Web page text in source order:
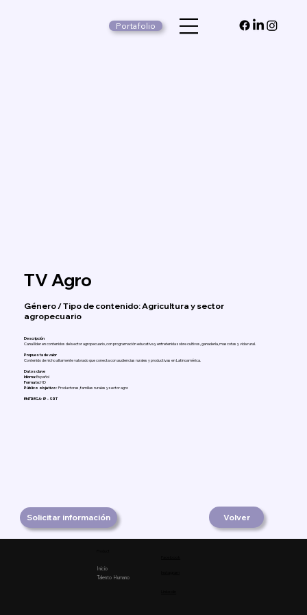
Portafolio
TV Agro
Género / Tipo de contenido: Agricultura y sector
agropecuario
Descripción
Canal líder en contenidos del sector agropecuario, con programación educativa y entretenida sobre cultivos, ganadería, mascotas y vida rural.
Propuesta de valor
Contenido de nicho altamente valorado que conecta con audiencias rurales y productivas en Latinoamérica.
Datos clave
Idioma:Español
Formato:HD
Público objetivo: Productores, familias rurales y sector agro
ENTREGA: IP - SRT
Solicitar información Volver
Inicio
Talento Humano